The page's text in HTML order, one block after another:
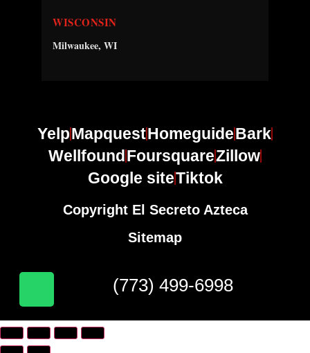
WISCONSIN
Milwaukee, WI
YelpMapquestHomeguideBark
Wellfound FoursquareZillow
Google siteTiktok
Copyright El Secreto Azteca
Sitemap
(773) 499-6998